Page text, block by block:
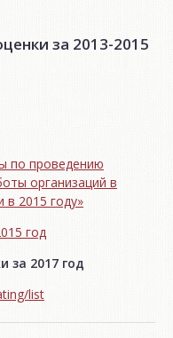
за 2013-2015
по проведению
организаций в
в 2015 году»
год
за 2017 год
list